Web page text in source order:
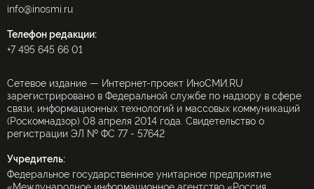
info@inosmi.ru
Телефон редакции:
+7 495 645 66 01
Сетевое издание — Интернет-проект ИноСМИ.RU
зарегистрировано в Федеральной службе по надзору в сфере
связи, информационных технологий и массовых коммуникаций
(Роскомнадзор) 08 апреля 2014 года. Свидетельство о
регистрации ЭЛ № ФС 77 - 57642
Учредитель:
Федеральное государственное унитарное предприятие